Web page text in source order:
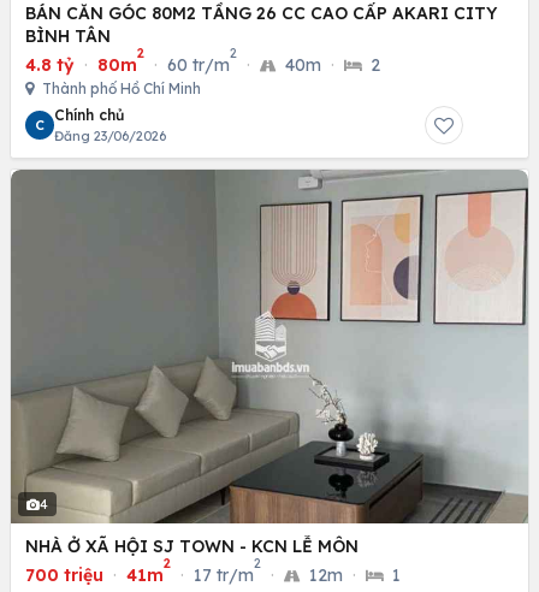
BÁN CĂN GÓC 80M2 TẦNG 26 CC CAO CẤP AKARI CITY
BÌNH TÂN
4.8 tỷ · 80m
2
· 60 tr/m
2
· 40m · 2
Thành phố Hồ Chí Minh
C
Chính chủ
Đăng 23/06/2026
4
NHÀ Ở XÃ HỘI SJ TOWN - KCN LỄ MÔN
700 triệu · 41m
2
· 17 tr/m
2
· 12m · 1